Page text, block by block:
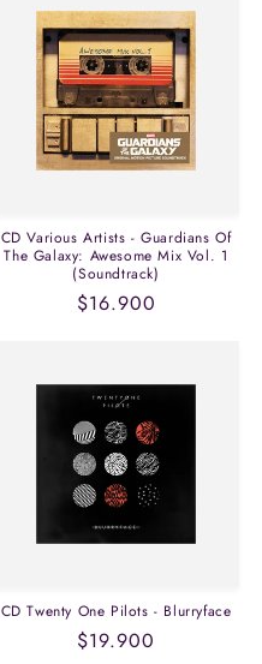
CD Various Artists - Guardians Of
The Galaxy: Awesome Mix Vol. 1
(Soundtrack)
Precio
$16.900
CD Twenty One Pilots - Blurryface
Precio
$19.900